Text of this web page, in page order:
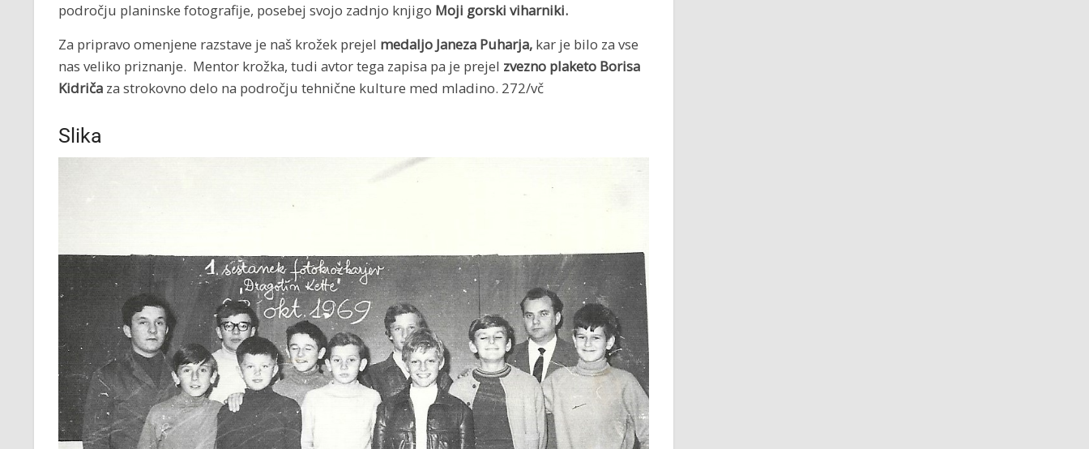
področju planinske fotografije, posebej svojo zadnjo knjigo Moji gorski viharniki.
Za pripravo omenjene razstave je naš krožek prejel medaljo Janeza Puharja, kar je bilo za vse
nas veliko priznanje. Mentor krožka, tudi avtor tega zapisa pa je prejel zvezno plaketo Borisa
Kidriča za strokovno delo na področju tehnične kulture med mladino. 272/vč
Slika